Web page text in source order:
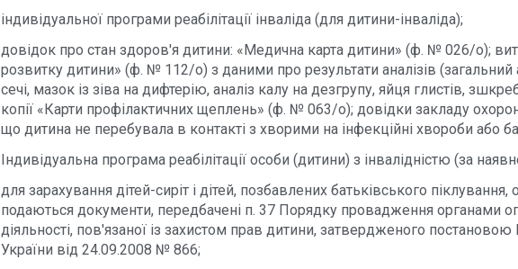
індивідуальної програми реабілітації інваліда (для дитини-інваліда);
довідок про стан здоров'я дитини: «Медична карта дитини» (ф. № 026/о);
розвитку дитини» (ф. № 112/о) з даними про результати аналізів (загальний
сечі, мазок із зіва на дифтерію, аналіз калу на дезгрупу, яйця глистів,
копії «Карти профілактичних щеплень» (ф. № 063/о); довідки закладу
що дитина не перебувала в контакті з хворими на інфекційні хвороби або
Індивідуальна програма реабілітації особи (дитини) з інвалідністю (за
для зарахування дітей-сиріт і дітей, позбавлених батьківського піклування,
подаються документи, передбачені п. 37 Порядку провадження органами
діяльності, пов'язаної із захистом прав дитини, затвердженого постановою
України від 24.09.2008 № 866;